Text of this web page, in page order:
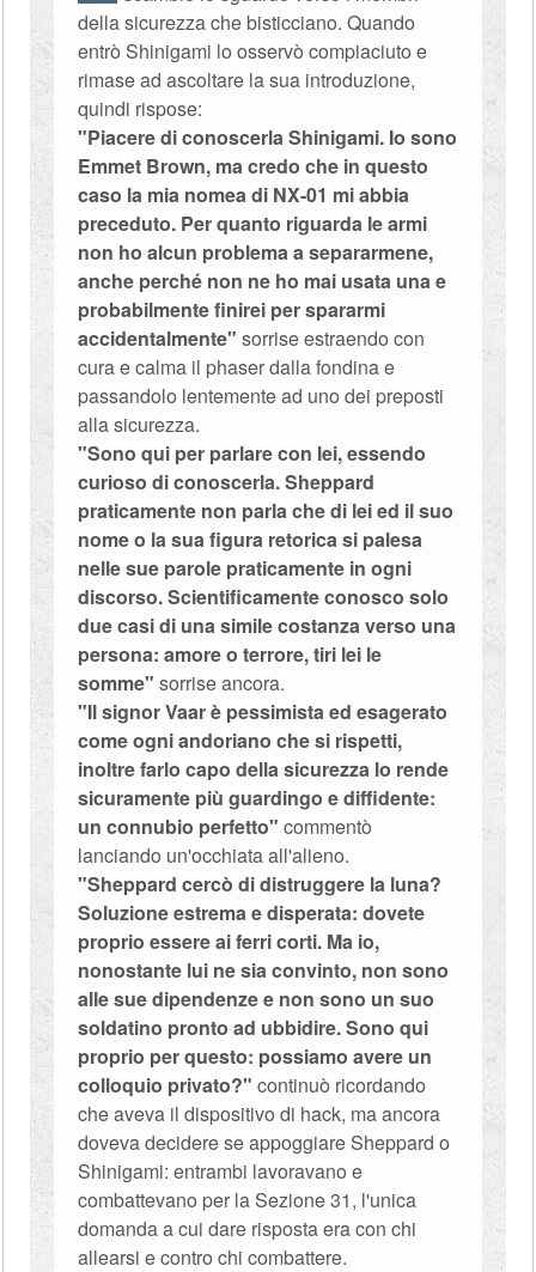
della sicurezza che bisticciano. Quando
entrò Shinigami lo osservò compiaciuto e
rimase ad ascoltare la sua introduzione,
quindi rispose:
"Piacere di conoscerla Shinigami. Io sono
Emmet Brown, ma credo che in questo
caso la mia nomea di NX-01 mi abbia
preceduto. Per quanto riguarda le armi
non ho alcun problema a separarmene,
anche perché non ne ho mai usata una e
probabilmente finirei per spararmi
accidentalmente"sorrise estraendo con
cura e calma il phaser dalla fondina e
passandolo lentemente ad uno dei preposti
alla sicurezza.
"Sono qui per parlare con lei, essendo
curioso di conoscerla. Sheppard
praticamente non parla che di lei ed il suo
nome o la sua figura retorica si palesa
nelle sue parole praticamente in ogni
discorso. Scientificamente conosco solo
due casi di una simile costanza verso una
persona: amore o terrore, tiri lei le
somme"sorrise ancora.
"Il signor Vaar è pessimista ed esagerato
come ogni andoriano che si rispetti,
inoltre farlo capo della sicurezza lo rende
sicuramente più guardingo e diffidente:
un connubio perfetto" commentò
lanciando un'occhiata all'alieno.
"Sheppard cercò di distruggere la luna?
Soluzione estrema e disperata: dovete
proprio essere ai ferri corti. Ma io,
nonostante lui ne sia convinto, non sono
alle sue dipendenze e non sono un suo
soldatino pronto ad ubbidire. Sono qui
proprio per questo: possiamo avere un
colloquio privato?" continuò ricordando
che aveva il dispositivo di hack, ma ancora
doveva decidere se appoggiare Sheppard o
Shinigami: entrambi lavoravano e
combattevano per la Sezione 31, l'unica
domanda a cui dare risposta era con chi
allearsi e contro chi combattere.